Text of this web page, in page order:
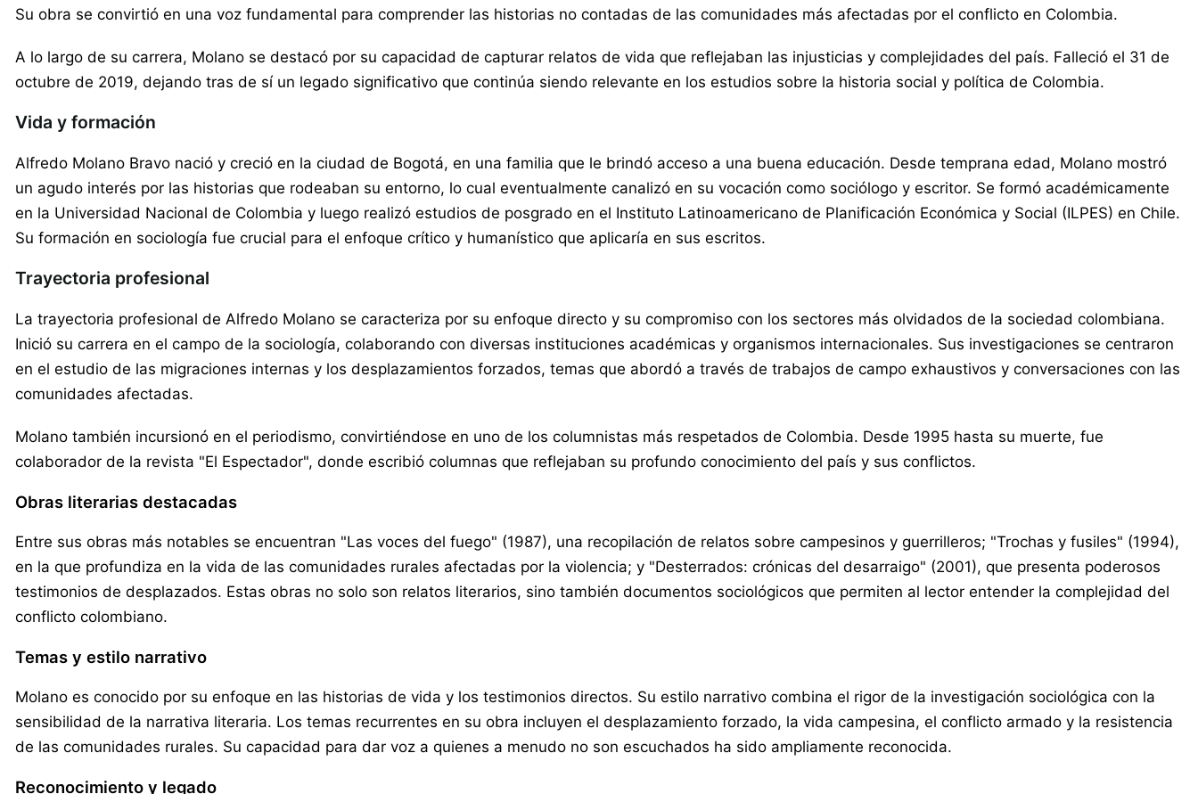
Su obra se convirtió en una voz fundamental para comprender las historias no contadas de las comunidades más afectadas por el conflicto en Colombia.
A lo largo de su carrera, Molano se destacó por su capacidad de capturar relatos de vida que reflejaban las injusticias y complejidades del país. Falleció el 31 de
octubre de 2019, dejando tras de sí un legado significativo que continúa siendo relevante en los estudios sobre la historia social y política de Colombia.
Vida y formación
Alfredo Molano Bravo nació y creció en la ciudad de Bogotá, en una familia que le brindó acceso a una buena educación. Desde temprana edad, Molano mostró
un agudo interés por las historias que rodeaban su entorno, lo cual eventualmente canalizó en su vocación como sociólogo y escritor. Se formó académicamente
en la Universidad Nacional de Colombia y luego realizó estudios de posgrado en el Instituto Latinoamericano de Planificación Económica y Social (ILPES) en Chile.
Su formación en sociología fue crucial para el enfoque crítico y humanístico que aplicaría en sus escritos.
Trayectoria profesional
La trayectoria profesional de Alfredo Molano se caracteriza por su enfoque directo y su compromiso con los sectores más olvidados de la sociedad colombiana.
Inició su carrera en el campo de la sociología, colaborando con diversas instituciones académicas y organismos internacionales. Sus investigaciones se centraron
en el estudio de las migraciones internas y los desplazamientos forzados, temas que abordó a través de trabajos de campo exhaustivos y conversaciones con las
comunidades afectadas.
Molano también incursionó en el periodismo, convirtiéndose en uno de los columnistas más respetados de Colombia. Desde 1995 hasta su muerte, fue
colaborador de la revista "El Espectador", donde escribió columnas que reflejaban su profundo conocimiento del país y sus conflictos.
Obras literarias destacadas
Entre sus obras más notables se encuentran "Las voces del fuego" (1987), una recopilación de relatos sobre campesinos y guerrilleros; "Trochas y fusiles" (1994),
en la que profundiza en la vida de las comunidades rurales afectadas por la violencia; y "Desterrados: crónicas del desarraigo" (2001), que presenta poderosos
testimonios de desplazados. Estas obras no solo son relatos literarios, sino también documentos sociológicos que permiten al lector entender la complejidad del
conflicto colombiano.
Temas y estilo narrativo
Molano es conocido por su enfoque en las historias de vida y los testimonios directos. Su estilo narrativo combina el rigor de la investigación sociológica con la
sensibilidad de la narrativa literaria. Los temas recurrentes en su obra incluyen el desplazamiento forzado, la vida campesina, el conflicto armado y la resistencia
de las comunidades rurales. Su capacidad para dar voz a quienes a menudo no son escuchados ha sido ampliamente reconocida.
Reconocimiento y legado